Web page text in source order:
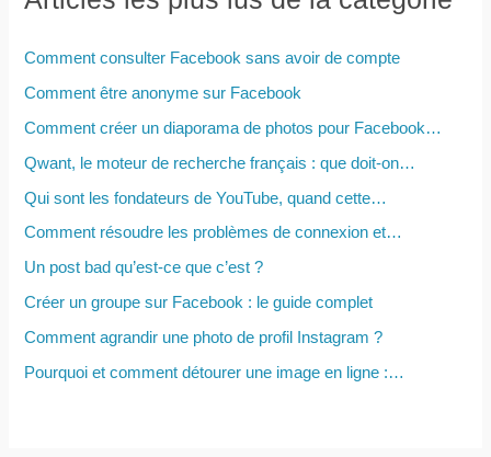
c
:
Comment consulter Facebook sans avoir de compte
Comment être anonyme sur Facebook
Comment créer un diaporama de photos pour Facebook…
Qwant, le moteur de recherche français : que doit-on…
Qui sont les fondateurs de YouTube, quand cette…
Comment résoudre les problèmes de connexion et…
Un post bad qu’est-ce que c’est ?
Créer un groupe sur Facebook : le guide complet
Comment agrandir une photo de profil Instagram ?
Pourquoi et comment détourer une image en ligne :…